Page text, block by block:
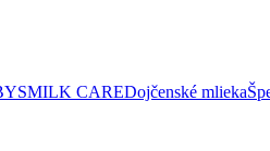
CAREDojčenské mlieka